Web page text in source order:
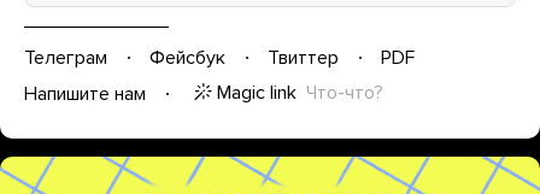
Телеграм Фейсбук Твиттер
PDF
Напишите нам
Magic link Что-что?